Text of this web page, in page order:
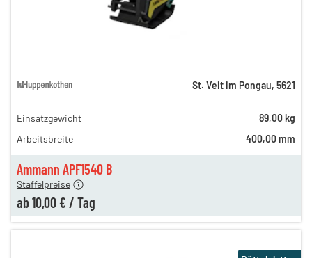
Ammann APF1540 B
35,00 €
16,00 €
Staffelpreise
ab 10,00 € / Tag
St. Veit im Pongau, 5621
Einsatzgewicht
89,00 kg
Arbeitsbreite
400,00 mm